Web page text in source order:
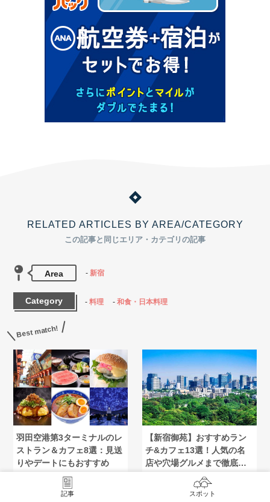
RELATED ARTICLES BY AREA/CATEGORY
この記事と同じエリア・カテゴリの記事
Area 新宿
Category 料理 和食・日本料理
Best match!
羽田空港第3ターミナルのレ
ストラン＆カフェ8選：見送
りやデートにもおすすめ
【新宿御苑】おすすめラン
チ&カフェ13選！人気の名
店や穴場グルメまで徹底紹
記事 スポット